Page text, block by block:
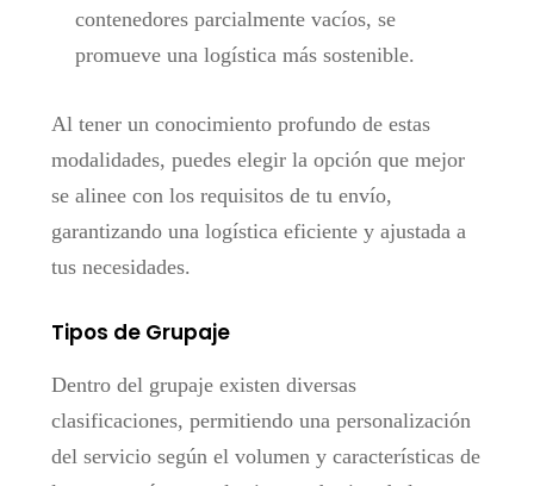
contenedores parcialmente vacíos, se
promueve una logística más sostenible.
Al tener un conocimiento profundo de estas
modalidades, puedes elegir la opción que mejor
se alinee con los requisitos de tu envío,
garantizando una logística eficiente y ajustada a
tus necesidades.
Tipos de Grupaje
Dentro del grupaje existen diversas
clasificaciones, permitiendo una personalización
del servicio según el volumen y características de